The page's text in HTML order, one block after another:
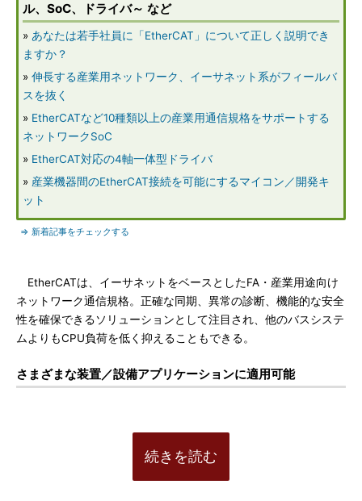
ル、SoC、ドライバ～ など
» あなたは若手社員に「EtherCAT」について正しく説明でき
ますか？
» 伸長する産業用ネットワーク、イーサネット系がフィールバ
スを抜く
» EtherCATなど10種類以上の産業用通信規格をサポートする
ネットワークSoC
» EtherCAT対応の4軸一体型ドライバ
» 産業機器間のEtherCAT接続を可能にするマイコン／開発キ
ット
⇒ 新着記事をチェックする
EtherCATは、イーサネットをベースとしたFA・産業用途向け
ネットワーク通信規格。正確な同期、異常の診断、機能的な安全
性を確保できるソリューションとして注目され、他のバスシステ
ムよりもCPU負荷を低く抑えることもできる。
さまざまな装置／設備アプリケーションに適用可能
続きを読む